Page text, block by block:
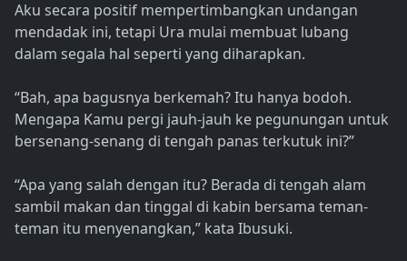
Aku secara positif mempertimbangkan undangan
mendadak ini, tetapi Ura mulai membuat lubang
dalam segala hal seperti yang diharapkan.
“Bah, apa bagusnya berkemah? Itu hanya bodoh.
Mengapa Kamu pergi jauh-jauh ke pegunungan untuk
bersenang-senang di tengah panas terkutuk ini?”
“Apa yang salah dengan itu? Berada di tengah alam
sambil makan dan tinggal di kabin bersama teman-
teman itu menyenangkan,” kata Ibusuki.